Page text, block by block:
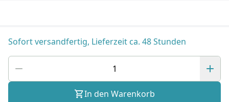
Sofort versandfertig, Lieferzeit ca. 48 Stunden
In den Warenkorb